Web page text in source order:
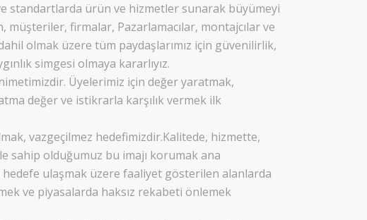
standartlarda ürün ve hizmetler sunarak büyümeyi
müşteriler, firmalar, Pazarlamacılar, montajcılar ve
olmak üzere tüm paydaşlarımız için güvenilirlik,
simgesi olmaya kararlıyız.
Üyelerimiz için değer yaratmak,
değer ve istikrarla karşılık vermek ilk
vazgeçilmez hedefimizdir.Kalitede, hizmette,
sahip olduğumuz bu imajı korumak ana
hedefe ulaşmak üzere faaliyet gösterilen alanlarda
ve piyasalarda haksız rekabeti önlemek